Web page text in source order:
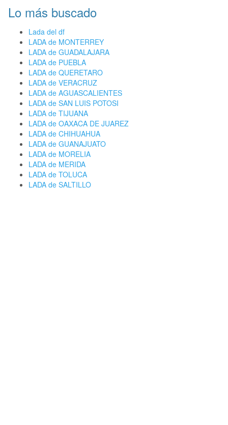
Lo más buscado
Lada del df
LADA de MONTERREY
LADA de GUADALAJARA
LADA de PUEBLA
LADA de QUERETARO
LADA de VERACRUZ
LADA de AGUASCALIENTES
LADA de SAN LUIS POTOSI
LADA de TIJUANA
LADA de OAXACA DE JUAREZ
LADA de CHIHUAHUA
LADA de GUANAJUATO
LADA de MORELIA
LADA de MERIDA
LADA de TOLUCA
LADA de SALTILLO